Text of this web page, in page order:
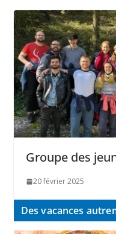
Groupe des
20 février 2025
Des vacances